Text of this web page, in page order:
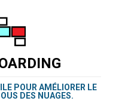
POUR AMÉLIORER LE
DES NUAGES.